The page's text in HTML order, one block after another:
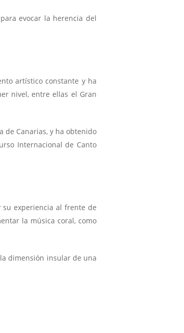
evocar la herencia del
artístico constante y ha
nivel, entre ellas el Gran
de Canarias, y ha obtenido
Internacional de Canto
experiencia al frente de
la música coral, como
dimensión insular de una